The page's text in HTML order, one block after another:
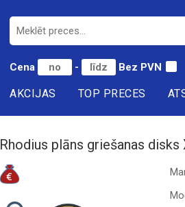
Cena - Bez PVN
AKCIJAS TOP PRECES
Rhodius plāns griešanas disks